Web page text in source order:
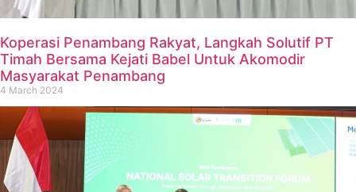
Koperasi Penambang Rakyat, Langkah Solutif PT
Timah Bersama Kejati Babel Untuk Akomodir
Masyarakat Penambang
4 March 2024